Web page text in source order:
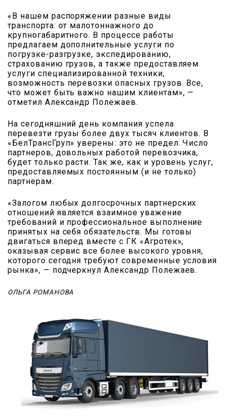
«В нашем распоряжении разные виды
транспорта: от малотоннажного до
крупногабаритного. В процессе работы
предлагаем дополнительные услуги по
погрузке-разгрузке, экспедированию,
страхованию грузов, а также предоставляем
услуги специализированной техники,
возможность перевозки опасных грузов. Все,
что может быть важно нашим клиентам», —
отметил Александр Полежаев.
На сегодняшний день компания успела
перевезти грузы более двух тысяч клиентов. В
«БелТрансГруп» уверены: это не предел. Число
партнеров, довольных работой перевозчика,
будет только расти. Так же, как и уровень услуг,
предоставляемых постоянным (и не только)
партнерам.
«Залогом любых долгосрочных партнерских
отношений является взаимное уважение
требований и профессиональное выполнение
принятых на себя обязательств. Мы готовы
двигаться вперед вместе с ГК «Агротек»,
оказывая сервис все более высокого уровня,
которого сегодня требуют современные условия
рынка», — подчеркнул Александр Полежаев.
ОЛЬГА РОМАНОВА